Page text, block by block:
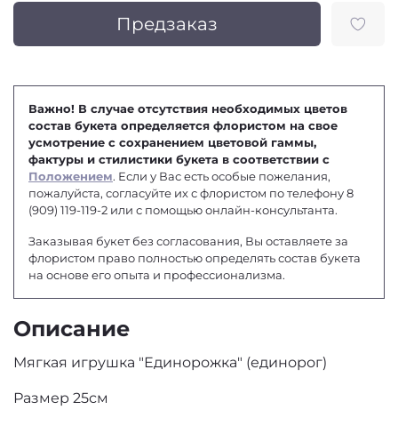
Предзаказ
Важно! В случае отсутствия необходимых цветов
состав букета определяется флористом на свое
усмотрение с сохранением цветовой гаммы,
фактуры и стилистики букета в соответствии с
Положением. Если у Вас есть особые пожелания,
пожалуйста, согласуйте их с флористом по телефону 8
(909) 119-119-2 или с помощью онлайн-консультанта.
Заказывая букет без согласования, Вы оставляете за
флористом право полностью определять состав букета
на основе его опыта и профессионализма.
Описание
Мягкая игрушка "Единорожка" (единорог)
Размер 25см